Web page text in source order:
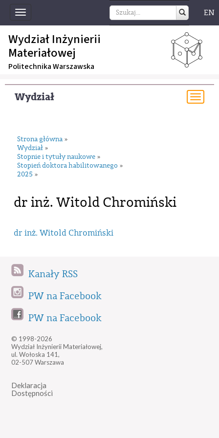
Toggle
navigation
EN
Wydział Inżynierii
Materiałowej
Politechnika Warszawska
Wydział
Strona główna »
Wydział »
Stopnie i tytuły naukowe »
Stopień doktora habilitowanego »
2025 »
dr inż. Witold Chromiński
dr inż. Witold Chromiński
Kanały RSS
PW na Facebook
PW na Facebook
© 1998-2026
Wydział Inżynierii Materiałowej,
ul. Wołoska 141,
02-507 Warszawa
Deklaracja
Dostępności